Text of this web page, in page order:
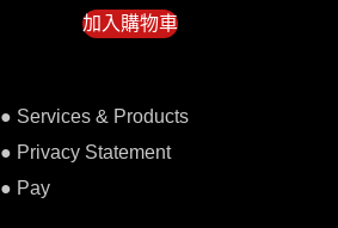
加入購物車
● Services & Products
● Privacy Statement
● Pay